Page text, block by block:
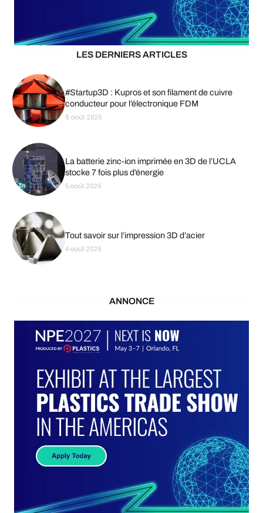
LES DERNIERS ARTICLES
#Startup3D : Kupros et son filament de cuivre
conducteur pour l’électronique FDM
6 août 2026
La batterie zinc-ion imprimée en 3D de l’UCLA
stocke 7 fois plus d’énergie
5 août 2026
Tout savoir sur l’impression 3D d’acier
4 août 2026
ANNONCE